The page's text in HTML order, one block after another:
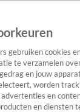
van de Dag
van de Dag
gebruiken cookies
te verzamelen
en jouw
worden
advertenties en
en diensten